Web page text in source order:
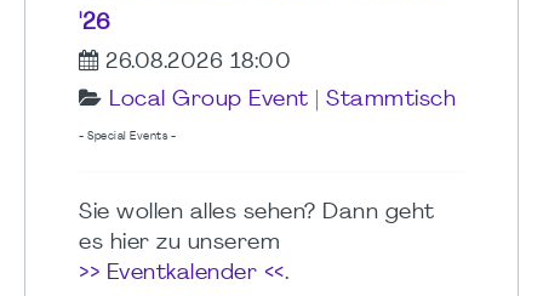
'26
26.08.2026 18:00
Local Group Event
Stammtisch
- Special Events -
Sie wollen alles sehen? Dann geht
es hier zu unserem
>> Eventkalender <<.